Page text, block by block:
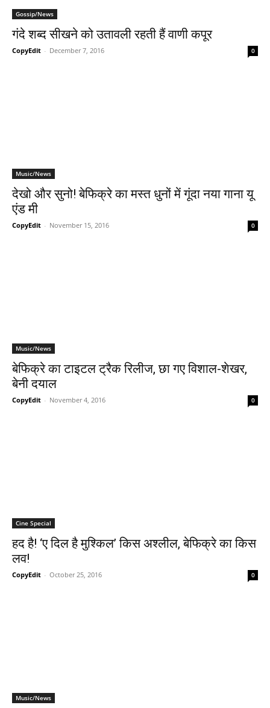
Gossip/News
गंदे शब्‍द सीखने को उतावली रहती हैं वाणी कपूर
CopyEdit - December 7, 2016 0
Music/News
देखो और सुनो! बेफिक्रे का मस्‍त धुनों में गूंदा नया गाना यू
एंड मी
CopyEdit - November 15, 2016 0
Music/News
बेफिक्रे का टाइटल ट्रैक रिलीज, छा गए विशाल-शेखर,
बेनी दयाल
CopyEdit - November 4, 2016 0
Cine Special
हद है! ‘ए दिल है मुश्‍किल’ किस अश्‍लील, बेफिक्रे का किस
लव!
CopyEdit - October 25, 2016 0
Music/News